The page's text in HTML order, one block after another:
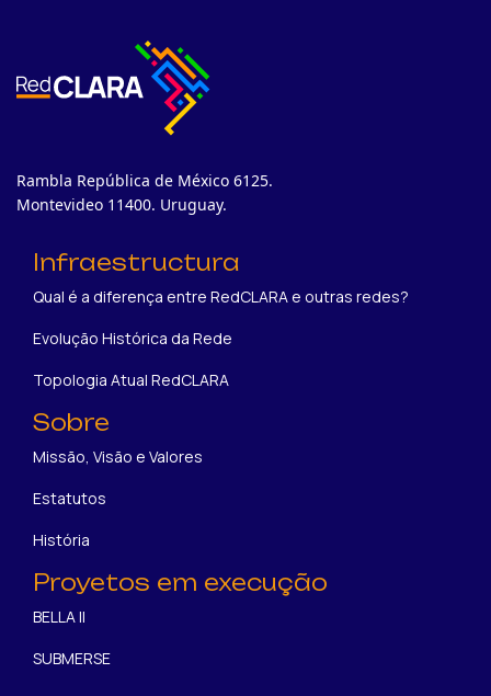
Rambla República de México 6125.
Montevideo 11400. Uruguay.
Infraestructura
Qual é a diferença entre RedCLARA e outras redes?
Evolução Histórica da Rede
Topologia Atual RedCLARA
Sobre
Missão, Visão e Valores
Estatutos
História
Proyetos em execução
BELLA II
SUBMERSE